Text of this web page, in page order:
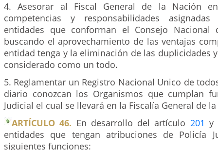
4. Asesorar al Fiscal General de la Nación
competencias y responsabilidades
entidades que conforman el Consejo Nacional
buscando el aprovechamiento de las ventajas
entidad tenga y la eliminación de las duplicidades
considerado como un todo.
5. Reglamentar un Registro Nacional Unico de
diario conozcan los Organismos que cumplan
Judicial el cual se llevará en la Fiscalía General de
ARTÍCULO 46. En desarrollo del artículo 201 y
entidades que tengan atribuciones de Policía
siguientes funciones: